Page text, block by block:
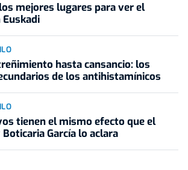
mejores lugares para ver el
Euskadi
hasta cansancio: los
de los antihistamínicos
tienen el mismo efecto que el
García lo aclara